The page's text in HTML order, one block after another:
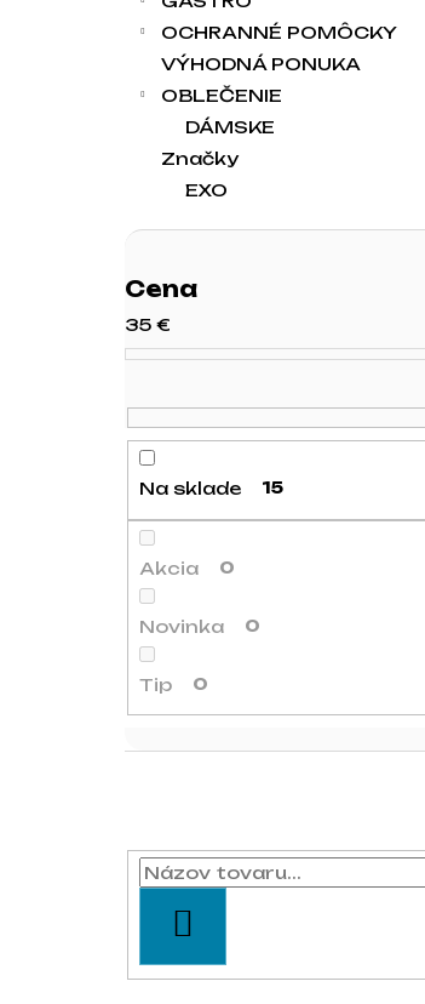
OCHRANNÉ POMÔCKY
VÝHODNÁ PONUKA
OBLEČENIE
DÁMSKE
Značky
EXO
Cena
35 €
Na sklade 15
Akcia 0
Novinka 0
Tip 0